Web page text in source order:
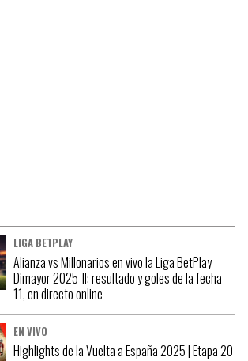
LIGA BETPLAY
Alianza vs Millonarios en vivo la Liga BetPlay
Dimayor 2025-II: resultado y goles de la fecha
11, en directo online
EN VIVO
Highlights de la Vuelta a España 2025 | Etapa 20